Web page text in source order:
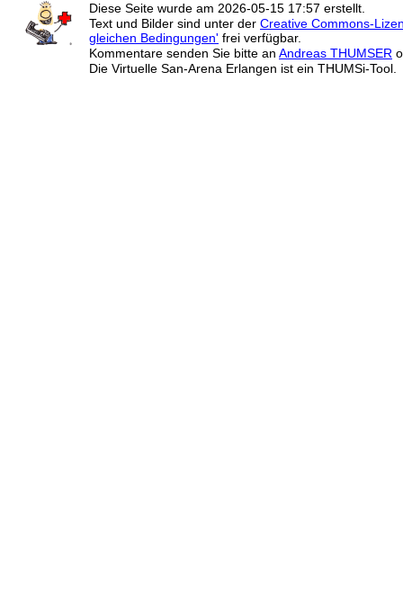
Diese Seite wurde am 2026-05-15 17:57 erstellt.
Text und Bilder sind unter der Creative Commons-
gleichen Bedingungen' frei verfügbar.
Kommentare senden Sie bitte an Andreas THUMSER
Die Virtuelle San-Arena Erlangen ist ein THUMSi-Tool.